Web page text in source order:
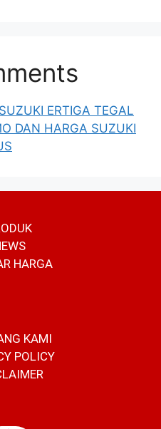
ERTIGA TEGAL
DAN HARGA SUZUKI
HARGA
KAMI
POLICY